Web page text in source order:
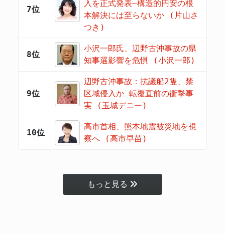
7位
入を正式発表―構造的円安の根
本解決には至らないか (片山さ
つき)
8位
小沢一郎氏、辺野古沖事故の県
知事選影響を危惧 (小沢一郎)
9位
辺野古沖事故：抗議船2隻、禁
区域侵入か 転覆直前の衝撃事
実 (玉城デニー)
10位
高市首相、熊本地震被災地を視
察へ (高市早苗)
もっと見る